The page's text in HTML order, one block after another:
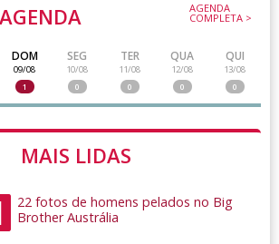
AGENDA AGENDA
COMPLETA >
DOM
09/08
1
SEG
10/08
0
TER
11/08
0
QUA
12/08
0
QUI
13/08
0
MAIS LIDAS
22 fotos de homens pelados no Big
Brother Austrália